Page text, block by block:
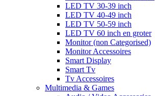
LED TV 30-39 inch
LED TV 40-49 inch
LED TV 50-59 inch
LED TV 60 inch en groter
Monitor (non Categorised)
Monitor Accessoires
Smart Display
Smart Tv
Tv Accessoires
Multimedia & Games